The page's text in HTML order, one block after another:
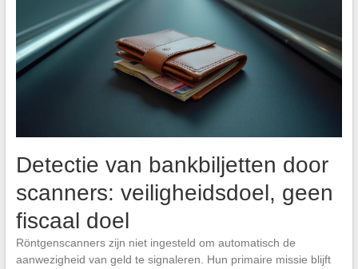
Detectie van bankbiljetten door
scanners: veiligheidsdoel, geen
fiscaal doel
Röntgenscanners zijn niet ingesteld om automatisch de
aanwezigheid van geld te signaleren. Hun primaire missie blijft